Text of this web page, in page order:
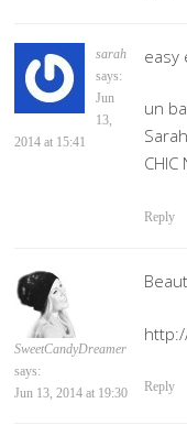
sarah
says:
Jun
13,
2014 at 15:41
easy
un
Sarah
CHIC
Reply
SweetCandyDreamer
says:
Jun 13, 2014 at 19:30
Reply